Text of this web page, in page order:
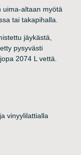
uima-altaan myötä
tai takapihalla.
jäykästä,
pysyvästi
2074 L vettä.
vinyylilattialla